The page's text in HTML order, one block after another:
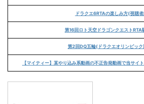
ドラクエ6RTAの楽しみ方(視聴
第16回ロト天空ドラゴンクエストRTA
第2回DQ五輪(ドラクエオリンピッ
【マイティー】某やり込み系動画の不正告発動画で当サイ